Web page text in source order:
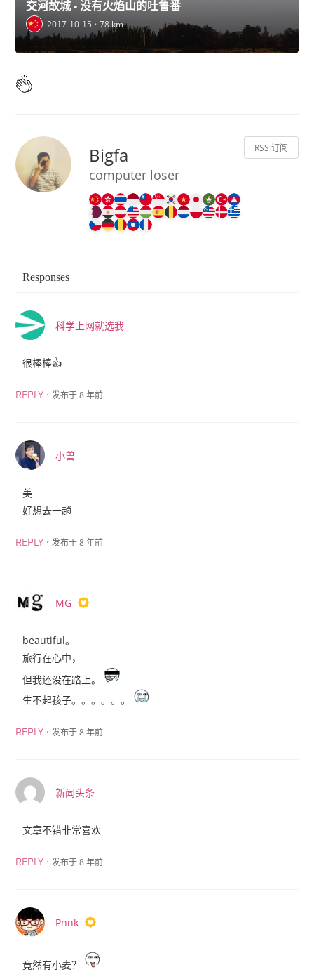
交河故城 - 没有火焰山的吐鲁番
2017-10-15 78 km
Bigfa
computer loser
RSS 订阅
Responses
科学上网就选我
很棒棒👍
REPLY ·发布于 8 年前
小兽
美
好想去一趟
REPLY ·发布于 8 年前
MG
beautiful。
旅行在心中，
但我还没在路上。
生不起孩子。。。。。。
REPLY ·发布于 8 年前
新闻头条
文章不错非常喜欢
REPLY ·发布于 8 年前
Pnnk
竟然有小麦？